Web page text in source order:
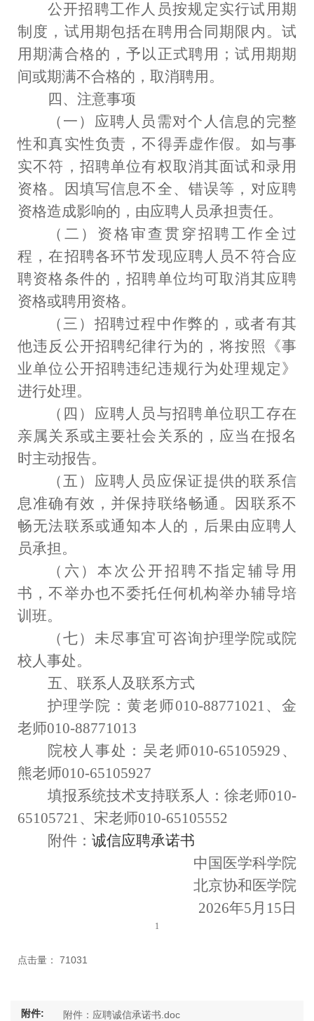
公开招聘工作人员按规定实行试用期
制度，试用期包括在聘用合同期限内。试
用期满合格的，予以正式聘用；试用期期
间或期满不合格的，取消聘用。
四、注意事项
（一）应聘人员需对个人信息的完整
性和真实性负责，不得弄虚作假。如与事
实不符，招聘单位有权取消其面试和录用
资格。因填写信息不全、错误等，对应聘
资格造成影响的，由应聘人员承担责任。
（二）资格审查贯穿招聘工作全过
程，在招聘各环节发现应聘人员不符合应
聘资格条件的，招聘单位均可取消其应聘
资格或聘用资格。
（三）招聘过程中作弊的，或者有其
他违反公开招聘纪律行为的，将按照《事
业单位公开招聘违纪违规行为处理规定》
进行处理。
（四）应聘人员与招聘单位职工存在
亲属关系或主要社会关系的，应当在报名
时主动报告。
（五）应聘人员应保证提供的联系信
息准确有效，并保持联络畅通。因联系不
畅无法联系或通知本人的，后果由应聘人
员承担。
（六）本次公开招聘不指定辅导用
书，不举办也不委托任何机构举办辅导培
训班。
（七）未尽事宜可咨询护理学院或院
校人事处。
五、联系人及联系方式
护理学院：黄老师010-88771021 、金
老师010-88771013
院校人事处：吴老师010-65105929 、
熊老师010-65105927
填报系统技术支持联系人：徐老师010-
65105721、宋老师010-65105552
附件： 诚信应聘承诺书
中国医学科学院
北京协和医学院
2026年5月 15 日
1
点击量： 71031
附件: 附件：应聘诚信承诺书.doc